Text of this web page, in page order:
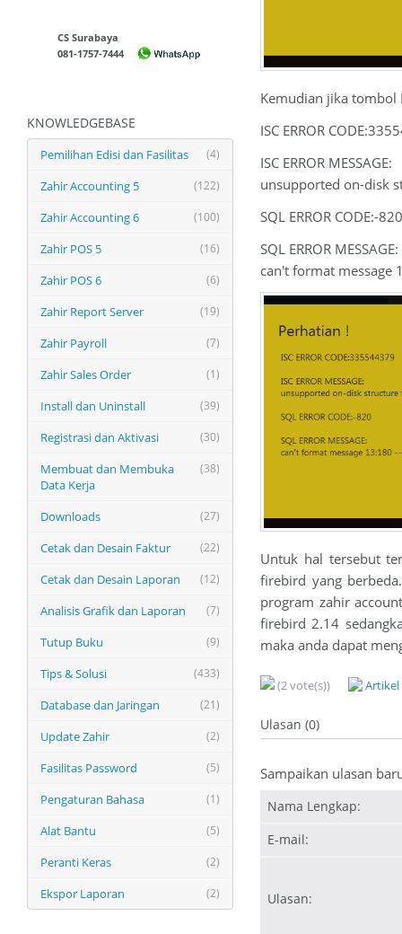
CS Surabaya
081-1757-7444
KNOWLEDGEBASE
(4)
Pemilihan Edisi dan Fasilitas
(122)
Zahir Accounting 5
(100)
Zahir Accounting 6
(16)
Zahir POS 5
(6)
Zahir POS 6
(19)
Zahir Report Server
(7)
Zahir Payroll
(1)
Zahir Sales Order
(39)
Install dan Uninstall
(30)
Registrasi dan Aktivasi
(38)
Membuat dan Membuka
Data Kerja
(27)
Downloads
(22)
Cetak dan Desain Faktur
(12)
Cetak dan Desain Laporan
(7)
Analisis Grafik dan Laporan
(9)
Tutup Buku
(433)
Tips & Solusi
(21)
Database dan Jaringan
(2)
Update Zahir
(5)
Fasilitas Password
(1)
Pengaturan Bahasa
(5)
Alat Bantu
(2)
Peranti Keras
(2)
Ekspor Laporan
Kemudian jika
ISC ERROR
ISC ERROR MESSAGE:
unsupported on-disk
SQL ERROR CODE:-820
SQL ERROR MESSAGE:
can't format message
Untuk hal tersebut
firebird yang
program zahir
firebird 2.14
maka anda dapat
(2 vote(s))
Ulasan (0)
Sampaikan ulasan
Nama Lengkap:
E-mail:
Ulasan: